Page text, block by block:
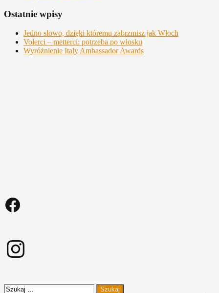
do
1299,00 zł
Ostatnie wpisy
Jedno słowo, dzięki któremu zabrzmisz jak Włoch
Volerci – metterci: potrzeba po włosku
Wyróżnienie Italy Ambassador Awards
Facebook
Instagram
Szukaj: